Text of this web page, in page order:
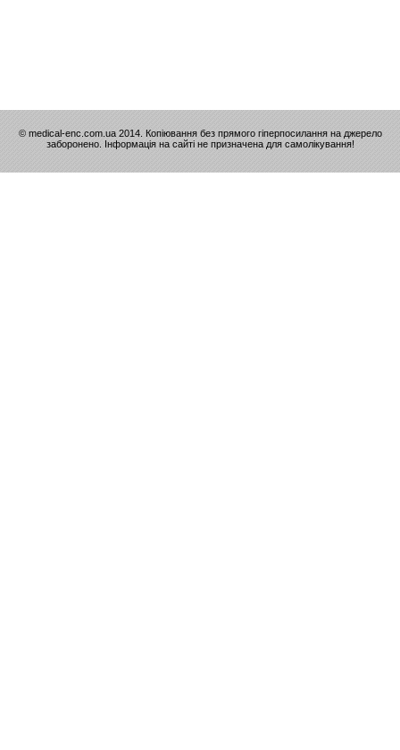
© medical-enc.com.ua 2014. Копіювання без прямого гіперпосилання на джерело
заборонено. Інформація на сайті не призначена для самолікування!